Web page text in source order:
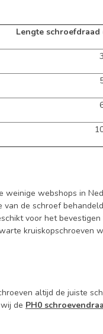
Lengte schroefdraad
weinige webshops in
de schroef
voor het
kruiskopschroeven
altijd de juiste
de PH0